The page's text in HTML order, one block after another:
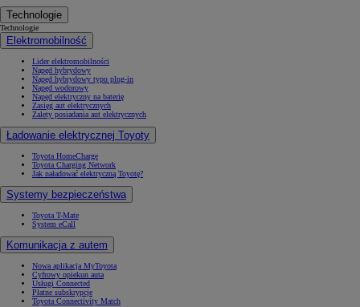
Technologie
Technologie
Elektromobilność
Lider elektromobilności
Napęd hybrydowy
Napęd hybrydowy typu plug-in
Napęd wodorowy
Napęd elektryczny na baterię
Zasięg aut elektrycznych
Zalety posiadania aut elektrycznych
Ładowanie elektrycznej Toyoty
Toyota HomeCharge
Toyota Charging Network
Jak naładować elektryczną Toyotę?
Systemy bezpieczeństwa
Toyota T-Mate
System eCall
Komunikacja z autem
Nowa aplikacja MyToyota
Cyfrowy opiekun auta
Usługi Connected
Płatne subskrypcje
Toyota Connectivity Match